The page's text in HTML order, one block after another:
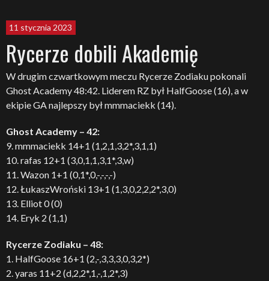
11 stycznia 2023
Rycerze dobili Akademię
W drugim czwartkowym meczu Rycerze Zodiaku pokonali
Ghost Academy 48:42. Liderem RZ był HalfGoose (16), a w
ekipie GA najlepszy był mmmaciekk (14).
Ghost Academy – 42:
9. mmmaciekk 14+1 (1,2,1,3,2*,3,1,1)
10. rafas 12+1 (3,0,1,1,3,1*,3,w)
11. Wazon 1+1 (0,1*,0,-,-,-,-)
12. ŁukaszWroński 13+1 (1,3,0,2,2,2*,3,0)
13. Elliot 0 (0)
14. Eryk 2 (1,1)
Rycerze Zodiaku – 48:
1. HalfGoose 16+1 (2,-,3,3,3,0,3,2*)
2. yaras 11+2 (d,2,2*,1,-,1,2*,3)